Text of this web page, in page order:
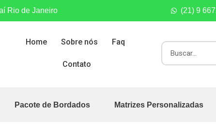
Rio de Janeiro (21) 9
Home Sobre nós Faq
Contato
Pacote de Bordados Matrizes Personalizadas